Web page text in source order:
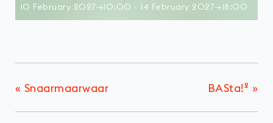
10 February 2027→10:00 - 14 February 2027→18:00
« Snaarmaarwaar BASta!² »